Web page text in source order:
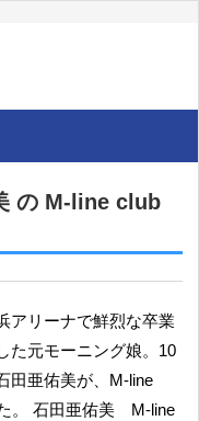
の M-line club
た元モーニング娘。10
田亜佑美が、M-line
。 石田亜佑美 M-line